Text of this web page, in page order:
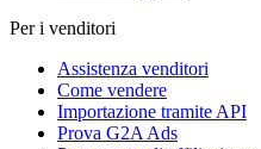
Per i venditori
Assistenza venditori
Come vendere
Importazione tramite API
Prova G2A Ads